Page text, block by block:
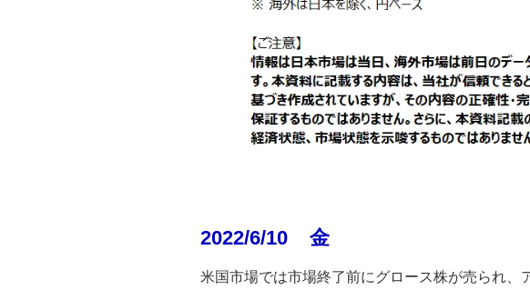
2022/6/10 金
米国市場では市場終了前にグロース株が売られ、